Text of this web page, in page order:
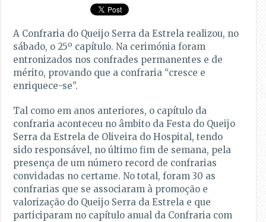
A Confraria do Queijo Serra da Estrela realizou, no
sábado, o 25º capítulo. Na cerimónia foram
entronizados nos confrades permanentes e de
mérito, provando que a confraria “cresce e
enriquece-se”.
Tal como em anos anteriores, o capítulo da
confraria aconteceu no âmbito da Festa do Queijo
Serra da Estrela de Oliveira do Hospital, tendo
sido responsável, no último fim de semana, pela
presença de um número record de confrarias
convidadas no certame. No total, foram 30 as
confrarias que se associaram à promoção e
valorização do Queijo Serra da Estrela e que
participaram no capítulo anual da Confraria com